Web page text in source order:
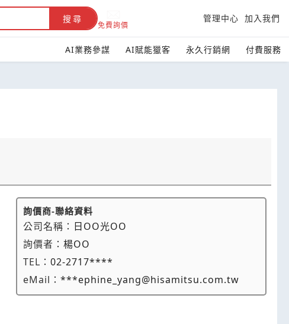
搜尋
免費詢價
管理中心 加入我們
AI業務參謀 AI賦能獵客 永久行銷網 付費服務
詢價商-聯絡資料
公司名稱： 日OO光OO
詢價者：楊OO
TEL：02-2717****
eMail：***ephine_yang@hisamitsu.com.tw